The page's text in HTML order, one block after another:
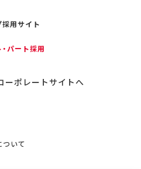
採用サイト
パート採用
ーポレートサイトへ
いて